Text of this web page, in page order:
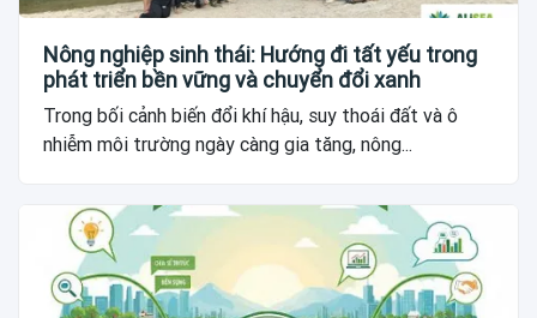
Nông nghiệp sinh thái: Hướng đi tất yếu trong
phát triển bền vững và chuyển đổi xanh
Trong bối cảnh biến đổi khí hậu, suy thoái đất và ô
nhiễm môi trường ngày càng gia tăng, nông...